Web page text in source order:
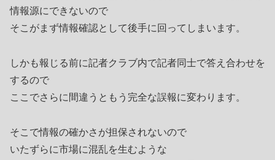
情報源にできないので
そこがまず情報確認として後手に回ってしまいます。
しかも報じる前に記者クラブ内で記者同士で答え合わせを
するので
ここでさらに間違うともう完全な誤報に変わります。
そこで情報の確かさが担保されないので
いたずらに市場に混乱を生むような